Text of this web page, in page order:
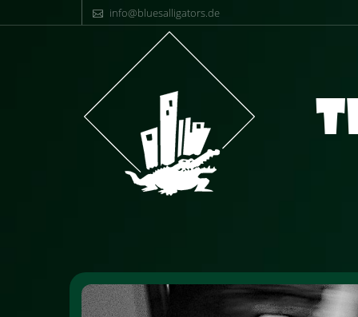
info@bluesalligators.de